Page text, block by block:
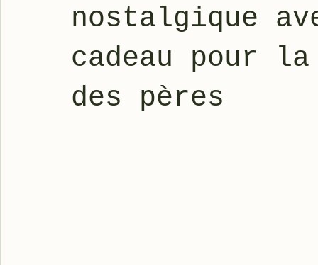
nostalgique
cadeau pour
des pères